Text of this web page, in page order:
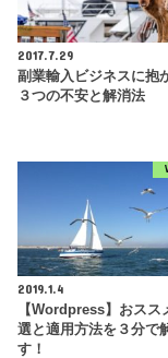
2017.7.29
副業輸入ビジネスに抱
３つの不安と解消法
2019.1.4
【Wordpress】おスス
選と適用方法を３分で
す！